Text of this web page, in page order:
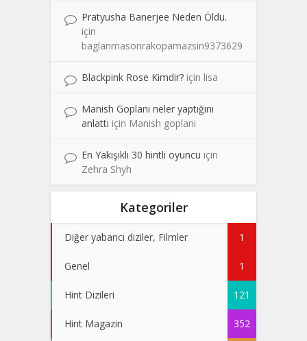
Pratyusha Banerjee Neden Öldü.
için
baglanmasonrakopamazsin9373629
Blackpink Rose Kimdir? için lisa
Manish Goplani neler yaptığını
anlattı için Manish goplani
En Yakışıklı 30 hintli oyuncu için
Zehra Shyh
Kategoriler
Diğer yabancı diziler, Filmler 1
Genel 1
Hint Dizileri 121
Hint Magazin 352